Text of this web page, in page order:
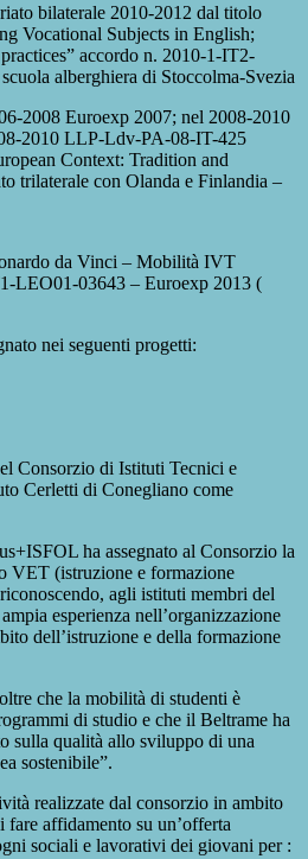
bilaterale 2010-2012 dal titolo
Vocational Subjects in English;
accordo n. 2010-1-IT2-
alberghiera di Stoccolma-Svezia
2008 Euroexp 2007; nel 2008-2010
2010 LLP-Ldv-PA-08-IT-425
Context: Tradition and
trilaterale con Olanda e Finlandia –
da Vinci – Mobilità IVT
LEO01-03643 – Euroexp 2013 (
nei seguenti progetti:
Consorzio di Istituti Tecnici e
Cerletti di Conegliano come
ha assegnato al Consorzio la
VET (istruzione e formazione
agli istituti membri del
esperienza nell’organizzazione
dell’istruzione e della formazione
che la mobilità di studenti è
di studio e che il Beltrame ha
sulla qualità allo sviluppo di una
sostenibile”.
realizzate dal consorzio in ambito
affidamento su un’offerta
sociali e lavorativi dei giovani per :